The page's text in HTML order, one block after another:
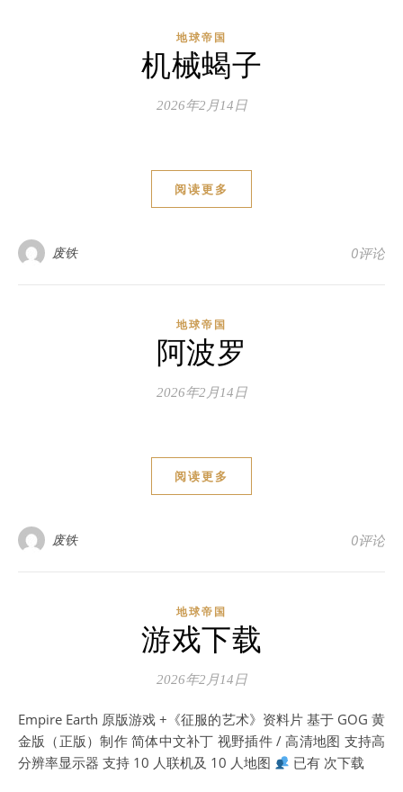
地球帝国
机械蝎子
2026年2月14日
阅读更多
废铁 0评论
地球帝国
阿波罗
2026年2月14日
阅读更多
废铁 0评论
地球帝国
游戏下载
2026年2月14日
Empire Earth 原版游戏 +《征服的艺术》资料片 基于 GOG 黄
金版（正版）制作 简体中文补丁 视野插件 / 高清地图 支持高
分辨率显示器 支持 10 人联机及 10 人地图
已有 次下载